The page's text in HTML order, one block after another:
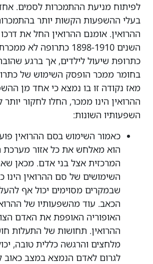
לפיתוח מניעת ההתמכרות לסמים.
בעלי ההשפעות הקשות יותר
ההרואין. אומנם ההרואין החל את
השנים 1898-1910 כתרופה לא
כתרופת שיעול לילדים, אך ברגע
בחומר ממכר הופסק השימוש של
מאז נקודה זו בו נמצא כי אחד מן
ההרואין הינו ממכר, החלו לחקור
השפעותיו השונות:
כאמור השימוש בסם ההרואין
הוא מאלחש את כל אזור מערכת
המרכזית אצל בני אדם. מכאן
השימושים של סם ההרואין הינו
שבמקרים מסוימים יכול אף
הכאב. עוד מהשפעותיו של
האופוריה האופפת את האדם
ההרואין. תחושות של התעלות
מלחצים והרגשה כללית טובה,
לגרום לאדם הנמצא במצב כאוב